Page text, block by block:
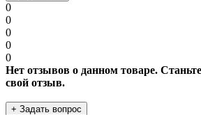
0
0
0
0
0
Нет отзывов о данном товаре.
свой отзыв.
+ Задать вопрос